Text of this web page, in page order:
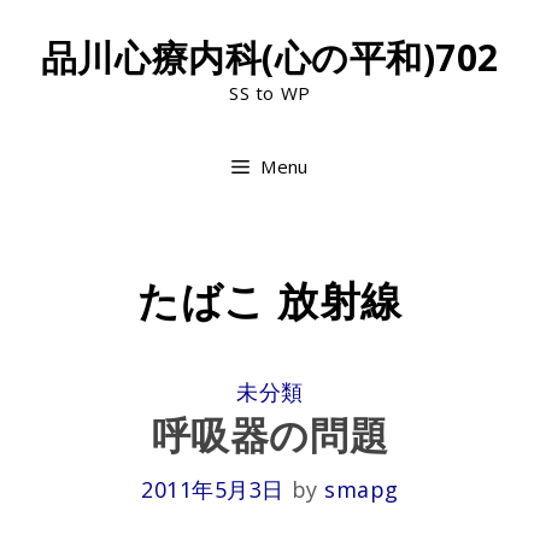
品川心療内科(心の平和)702
SS to WP
Menu
たばこ 放射線
CATEGORIES
未分類
呼吸器の問題
2011年5月3日 by smapg